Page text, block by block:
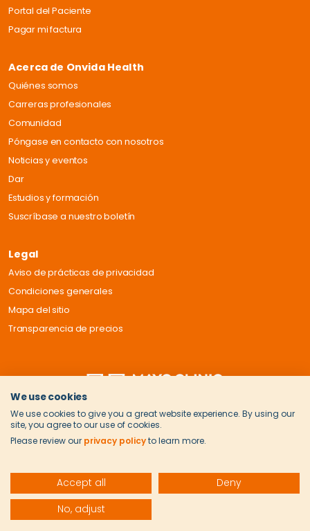
Portal del Paciente
Pagar mi factura
Acerca de Onvida Health
Quiénes somos
Carreras profesionales
Comunidad
Póngase en contacto con nosotros
Noticias y eventos
Dar
Estudios y formación
Suscríbase a nuestro boletín
Legal
Aviso de prácticas de privacidad
Condiciones generales
Mapa del sitio
Transparencia de precios
© 2026 Onvida Health. Todos los derechos reservados.
We use cookies
We use cookies to give you a great website experience. By using our
site, you agree to our use of cookies.
Please review our privacy policyto learn more.
Accept all
Deny
No, adjust